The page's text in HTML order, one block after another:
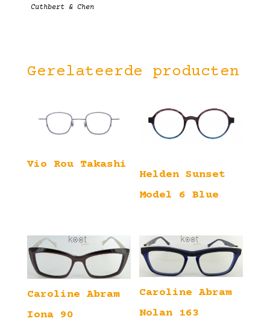
Cuthbert & Chen
Gerelateerde producten
Vio Rou Takashi
Helden Sunset
Model 6 Blue
Caroline Abram
Iona 90
Caroline Abram
Nolan 163